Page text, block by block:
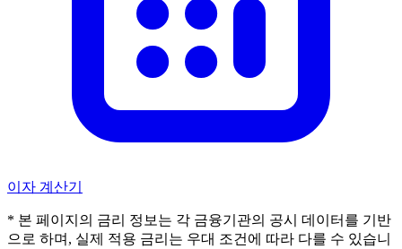
이자 계산기
* 본 페이지의 금리 정보는 각 금융기관의 공시 데이터를 기반
으로 하며, 실제 적용 금리는 우대 조건에 따라 다를 수 있습니